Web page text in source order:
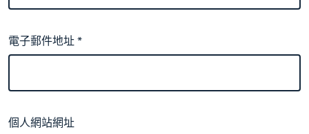
電子郵件地址*
個人網站網址